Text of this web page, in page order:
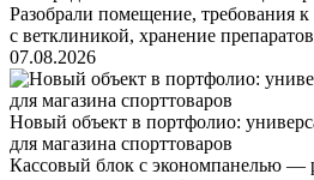
Разобрали помещение, требования
с ветклиникой, хранение
07.08.2026
Новый объект в портфолио:
для магазина спорттоваров
Кассовый блок с экономпанелью —